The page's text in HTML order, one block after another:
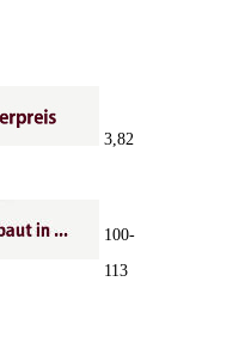
3,82
100-
113